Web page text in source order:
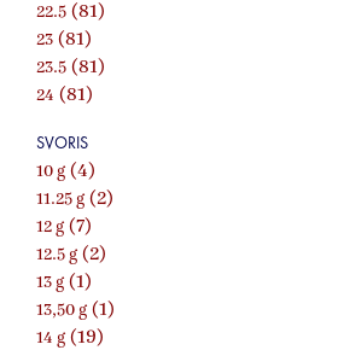
22.5 (81)
23 (81)
23.5 (81)
24 (81)
SVORIS
10 g (4)
11.25 g (2)
12 g (7)
12.5 g (2)
13 g (1)
13,50 g (1)
14 g (19)